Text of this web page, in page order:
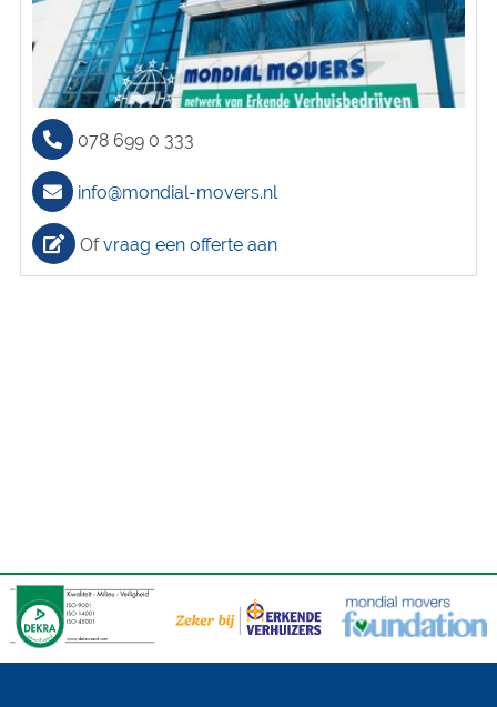
078 699 0 333
info@mondial-movers.nl
Ofvraag een offerte aan